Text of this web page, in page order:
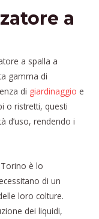
a
a spalla a
gamma di
di giardinaggio e
o ristretti, questi
d’uso, rendendo i
è lo
di un
loro colture.
dei liquidi,